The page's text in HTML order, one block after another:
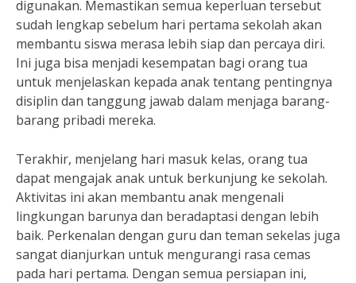
digunakan. Memastikan semua keperluan tersebut
sudah lengkap sebelum hari pertama sekolah akan
membantu siswa merasa lebih siap dan percaya diri.
Ini juga bisa menjadi kesempatan bagi orang tua
untuk menjelaskan kepada anak tentang pentingnya
disiplin dan tanggung jawab dalam menjaga barang-
barang pribadi mereka.
Terakhir, menjelang hari masuk kelas, orang tua
dapat mengajak anak untuk berkunjung ke sekolah.
Aktivitas ini akan membantu anak mengenali
lingkungan barunya dan beradaptasi dengan lebih
baik. Perkenalan dengan guru dan teman sekelas juga
sangat dianjurkan untuk mengurangi rasa cemas
pada hari pertama. Dengan semua persiapan ini,